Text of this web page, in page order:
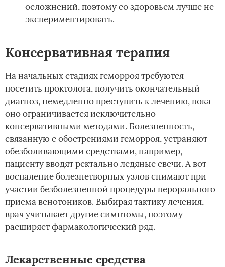
осложнений, поэтому со здоровьем лучше не
экспериментировать.
Консервативная терапия
На начальных стадиях геморроя требуются
посетить проктолога, получить окончательный
диагноз, немедленно преступить к лечению, пока
оно ограничивается исключительно
консервативными методами. Болезненность,
связанную с обострениями геморроя, устраняют
обезболивающими средствами, например,
пациенту вводят ректально ледяные свечи. А вот
воспаление болезнетворных узлов снимают при
участии безболезненной процедуры перорального
приема венотоников. Выбирая тактику лечения,
врач учитывает другие симптомы, поэтому
расширяет фармакологический ряд.
Лекарственные средства